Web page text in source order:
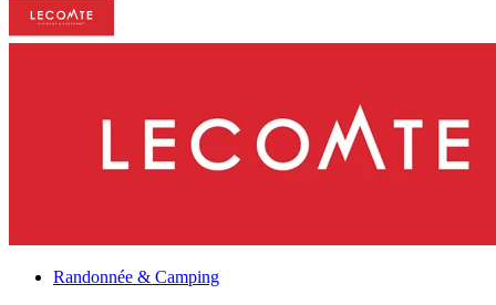
Randonnée & Camping